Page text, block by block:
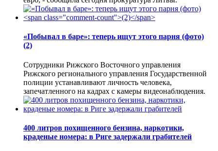
«Побывал в баре»: теперь ищут этого парня (фото)
(2)
Сотрудники Рижского Восточного управления
Рижского регионального управления Государственной
полиции устанавливают личность человека,
запечатленного на кадрах с камеры видеонаблюдения.
400 литров похищенного бензина, наркотики,
краденые номера: в Риге задержали грабителей